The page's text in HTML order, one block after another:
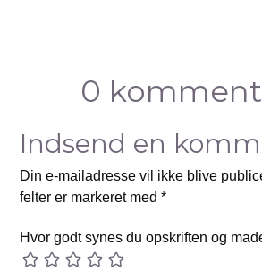
0
Indsend en
Din e-mailadresse vil ikke blive
felter er markeret med*
Hvor godt synes du opskriften og